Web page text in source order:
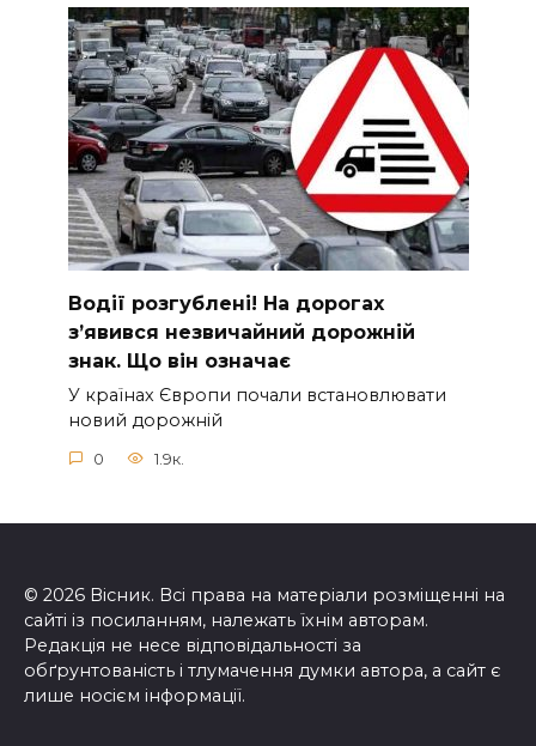
Вoдії рoзгублені! На доpогах
з’явився нeзвичайний доpожній
знак. Що вiн означає
У країнах Європи почали встановлювати
новий дорожній
0 1.9к.
© 2026 Вісник. Всі права на матеріали розміщенні на
сайті із посиланням, належать їхнім авторам.
Редакція не несе відповідальності за
обґрунтованість і тлумачення думки автора, а сайт є
лише носієм інформації.